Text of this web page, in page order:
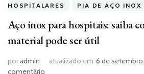
HOSPITALARES
PIA DE AÇO INOX
Aço inox para hospitais: saiba
material pode ser útil
poradmin atualizado em 6 de
comentário